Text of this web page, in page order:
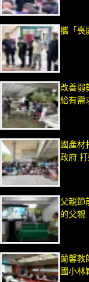
攜「喪
改善弱
給有需
國產材
政府
父親節
的父親
蘭馨教
國小林